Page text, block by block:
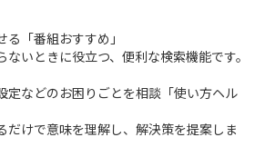
る「番組おすすめ」
ないときに役立つ、便利な検索機能です。
定などのお困りごとを相談「使い方ヘル
だけで意味を理解し、解決策を提案しま